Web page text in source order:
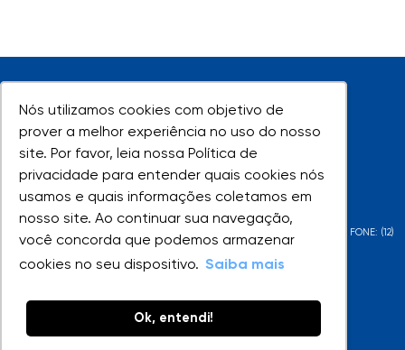
Nós utilizamos cookies com objetivo de
prover a melhor experiência no uso do nosso
site. Por favor, leia nossa Política de
privacidade para entender quais cookies nós
usamos e quais informações coletamos em
nosso site. Ao continuar sua navegação,
você concorda que podemos armazenar
cookies no seu dispositivo. Saiba mais
Ok, entendi!
Nós utilizamos cookies com objetivo de
prover a melhor experiência no uso do nosso
site. Por favor, leia nossa Política de
privacidade para entender quais cookies nós
usamos e quais informações coletamos em
nosso site. Ao continuar sua navegação,
você concorda que podemos armazenar
cookies no seu dispositivo. Saiba mais
Ok, entendi!
UNIVAP - Todos os direitos reservados
AV. SHISHIMA HIFUMI, 2911 - URBANOVA - SÃO JOSÉ DOS CAMPOS - SP - FONE: (12)